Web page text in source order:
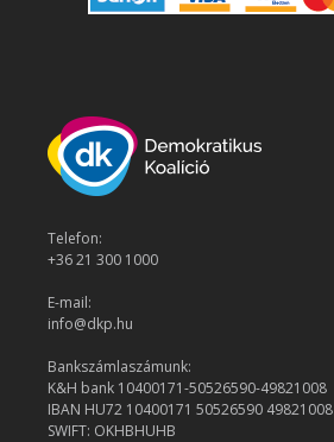
Telefon:
+36 21 300 1000
E-mail:
info@dkp.hu
Bankszámlaszámunk:
K&H bank 10400171-50526590-49821008
IBAN HU72 10400171 50526590 49821008
SWIFT: OKHBHUHB